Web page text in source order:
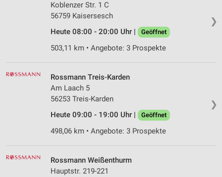
❯
Koblenzer Str. 1 C
56759 Kaisersesch
Heute 08:00 - 20:00 Uhr |
Geöffnet
503,11 km • Angebote: 3 Prospekte
❯
Rossmann Treis-Karden
Am Laach 5
56253 Treis-Karden
Heute 09:00 - 19:00 Uhr |
Geöffnet
498,06 km • Angebote: 3 Prospekte
Rossmann Weißenthurm
Hauptstr. 219-221